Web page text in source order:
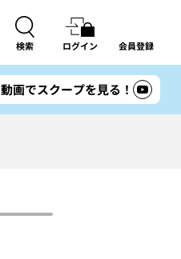
検索 ログイン 会員登録
動画でスクープを見る！